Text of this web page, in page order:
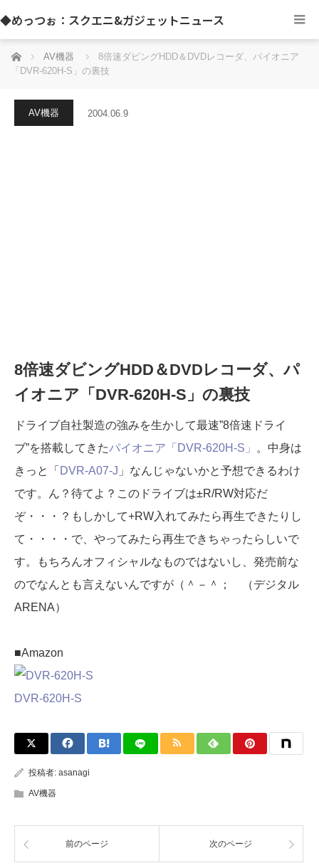
◆めっつぉ：スクエニ&ガジェットニュース
ホーム AV機器
8倍速ダビングHDD＆DVDレコーダ、パイオニア
「DVR-620H-S」の裏技
AV機器 2004.06.9
8倍速ダビングHDD＆DVDレコーダ、パ
イオニア「DVR-620H-S」の裏技
ドライブ自社製造の強みを生かして最速”8倍速ドライ
ブ”を搭載してきたパイオニア「DVR-620H-S」
。中身は
きっと「 DVR-A07-J 」なんじゃないかと予想できるわけ
です。ん？待てよ？このドライブは±R/RW対応だ
ぞ・・・？もしかして+RW入れてみたら再生できたりし
て・・・・で、やってみたら再生できちゃったらしいで
す。もちろんオフィシャルなものではないし、発売前な
のでなんとも言えないんですが（＾－＾； （デジタル
ARENA）
■Amazon
DVR-620H-S
投稿者: asanagi
AV機器
前のページ 次のページ